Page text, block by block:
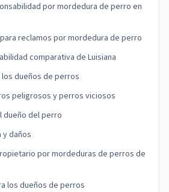
por mordedura de perro en
reclamos por mordedura de perro
comparativa de Luisiana
dueños de perros
peligrosos y perros viciosos
dueño del perro
y daños
por mordeduras de perros de
los dueños de perros